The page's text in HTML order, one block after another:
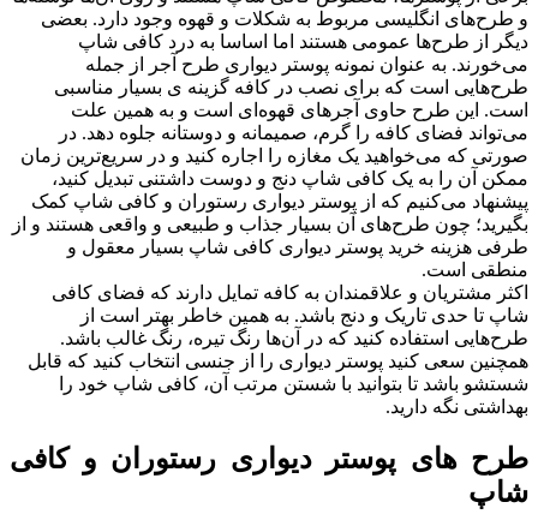
و طرح‌های انگلیسی مربوط به شکلات و قهوه وجود دارد. بعضی
دیگر از طرح‌ها عمومی هستند اما اساسا به درد کافی شاپ
می‌خورند. به عنوان نمونه پوستر دیواری طرح آجر از جمله
طرح‌هایی است که برای نصب در کافه گزینه ی بسیار مناسبی
است. این طرح حاوی آجرهای قهوه‌ای است و به همین علت
می‌تواند فضای کافه را گرم، صمیمانه و دوستانه جلوه دهد. در
صورتی که می‌خواهید یک مغازه را اجاره کنید و در سریع‌ترین زمان
ممکن آن را به یک کافی شاپ دنج و دوست داشتنی تبدیل کنید،
پیشنهاد می‌کنیم که از پوستر دیواری رستوران و کافی شاپ کمک
بگیرید؛ چون طرح‌های آن بسیار جذاب و طبیعی و واقعی هستند و از
طرفی هزینه خرید پوستر دیواری کافی شاپ بسیار معقول و
منطقی است.
اکثر مشتریان و علاقمندان به کافه تمایل دارند که فضای کافی
شاپ تا حدی تاریک و دنج باشد. به همین خاطر بهتر است از
طرح‌هایی استفاده کنید که در آن‌ها رنگ تیره، رنگ غالب باشد.
همچنین سعی کنید پوستر دیواری را از جنسی انتخاب کنید که قابل
شستشو باشد تا بتوانید با شستن مرتب آن، کافی شاپ خود را
بهداشتی نگه دارید.
طرح های پوستر دیواری رستوران و کافی
شاپ